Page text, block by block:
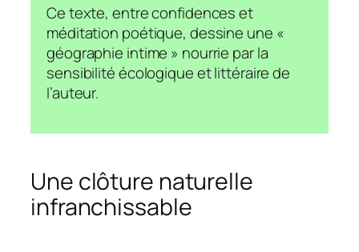
Ce texte, entre confidences et
méditation poétique, dessine une «
géographie intime » nourrie par la
sensibilité écologique et littéraire de
l’auteur.
Une clôture naturelle
infranchissable